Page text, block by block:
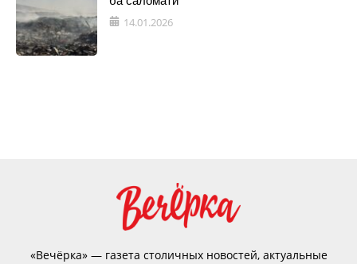
14.01.2026
«Вечёрка» — газета столичных новостей, актуальные